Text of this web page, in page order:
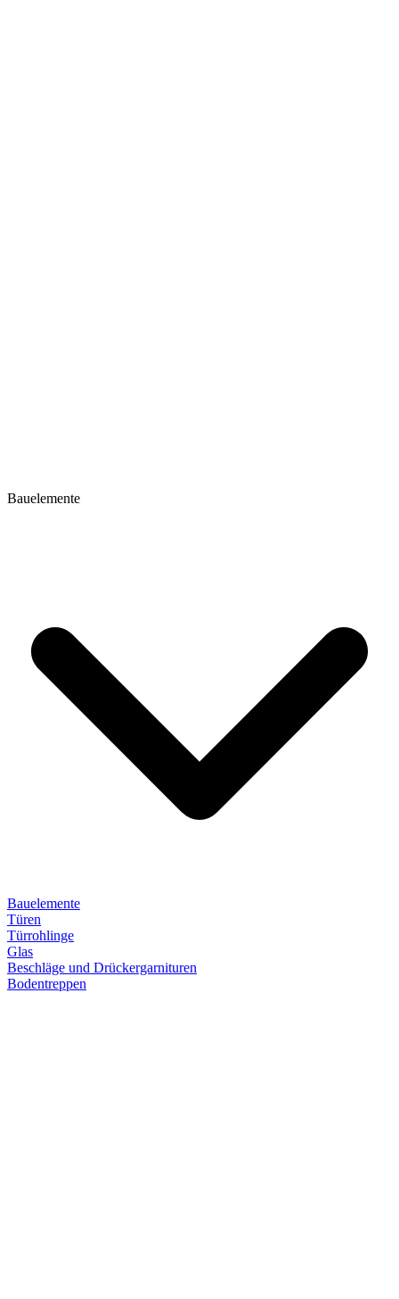
Bauelemente
Bauelemente
Türen
Türrohlinge
Glas
Beschläge und Drückergarnituren
Bodentreppen